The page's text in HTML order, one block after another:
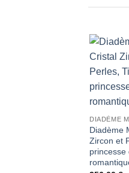
DIADÈME
Diadème
Zircon et
princesse